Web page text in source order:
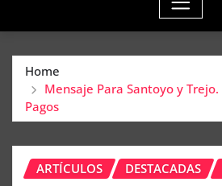
Home
Mensaje Para Santoyo y
Pagos
ARTÍCULOS DESTACADAS